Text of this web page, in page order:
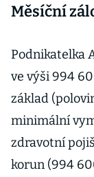
Měsíční
Podnikatelka
ve výši 994
základ
minimální
zdravotní
korun (994